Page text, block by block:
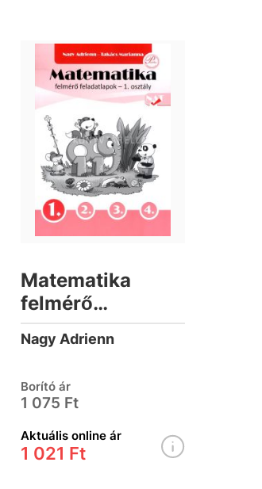
Matematika
felmérő
feladatlapok 1.
osztály
Nagy Adrienn
Borító ár
1 075 Ft
Aktuális online ár
1 021 Ft